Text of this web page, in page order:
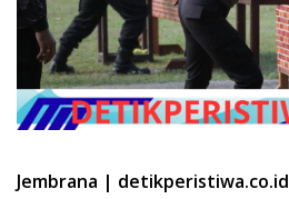
Jembrana | detikperistiwa.co.id